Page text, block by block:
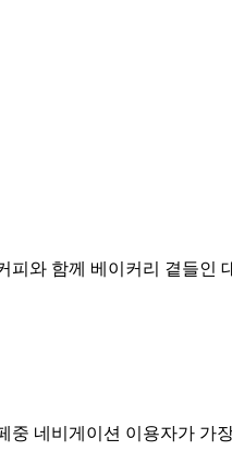
와 함께 베이커리 곁들
네비게이션 이용자가 가